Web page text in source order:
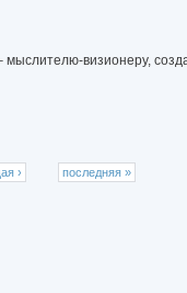
визионеру,
› последняя »